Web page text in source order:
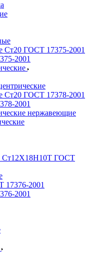
Ст20 ГОСТ 17375-2001
2001
Ст20 ГОСТ 17378-2001
2001
нержавеющие
Ст12Х18Н10Т ГОСТ
2001
2001